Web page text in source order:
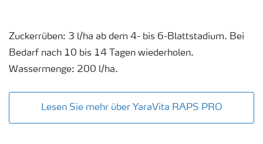
Zuckerrüben: 3 l/ha ab dem 4- bis 6-Blattstadium. Bei
Bedarf nach 10 bis 14 Tagen wiederholen.
Wassermenge: 200 l/ha.
Lesen Sie mehr über YaraVita RAPS PRO